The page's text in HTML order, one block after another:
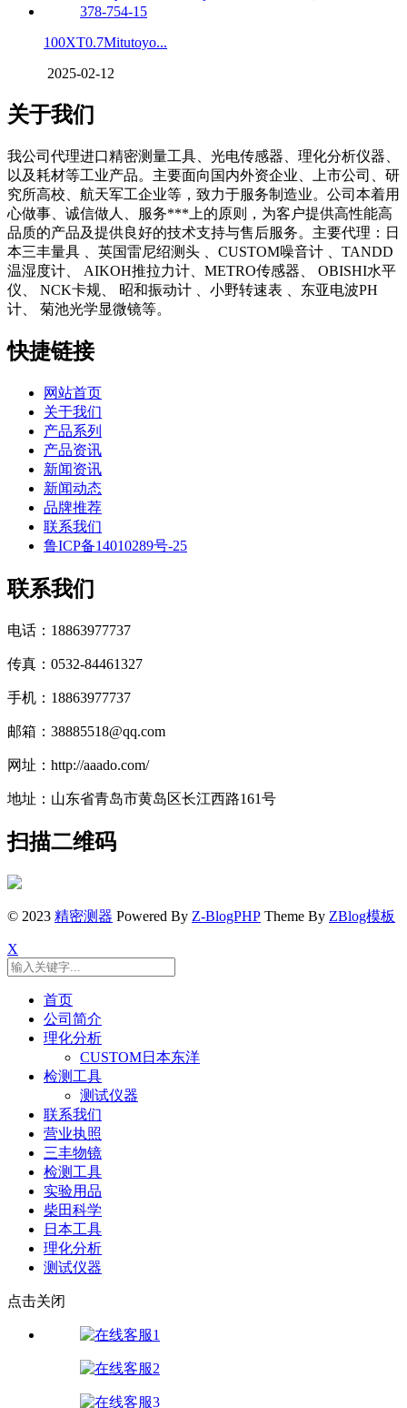
100XT0.7Mitutoyo...
2025-02-12
关于我们
我公司代理进口精密测量工具、光电传感器、理化分析仪器、
以及耗材等工业产品。主要面向国内外资企业、上市公司、研
究所高校、航天军工企业等，致力于服务制造业。公司本着用
心做事、诚信做人、服务***上的原则，为客户提供高性能高
品质的产品及提供良好的技术支持与售后服务。主要代理：日
本三丰量具 、英国雷尼绍测头 、CUSTOM噪音计 、TANDD
温湿度计、 AIKOH推拉力计、METRO传感器、 OBISHI水平
仪、 NCK卡规、 昭和振动计 、小野转速表 、东亚电波PH
计、 菊池光学显微镜等。
快捷链接
网站首页
关于我们
产品系列
产品资讯
新闻资讯
新闻动态
品牌推荐
联系我们
鲁ICP备14010289号-25
联系我们
电话：18863977737
传真：0532-84461327
手机：18863977737
邮箱：38885518@qq.com
网址：http://aaado.com/
地址：山东省青岛市黄岛区长江西路161号
扫描二维码
© 2023 精密测器 Powered By Z-BlogPHP Theme By ZBlog模板
X
首页
公司简介
理化分析
CUSTOM日本东洋
检测工具
测试仪器
联系我们
营业执照
三丰物镜
检测工具
实验用品
柴田科学
日本工具
理化分析
测试仪器
点击关闭